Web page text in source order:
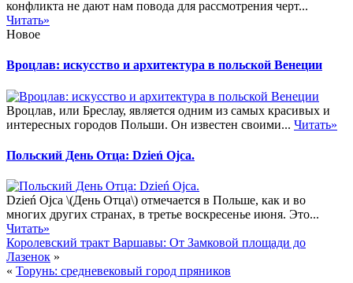
конфликта не дают нам повода для рассмотрения черт...
Читать»
Новое
Вроцлав: искусство и архитектура в польской Венеции
Вроцлав, или Бреслау, является одним из самых красивых и
интересных городов Польши. Он известен своими... Читать»
Польский День Отца: Dzień Ojca.
Dzień Ojca \(День Отца\) отмечается в Польше, как и во
многих других странах, в третье воскресенье июня. Это...
Читать»
Королевский тракт Варшавы: От Замковой площади до
Лазенок »
« Торунь: средневековый город пряников